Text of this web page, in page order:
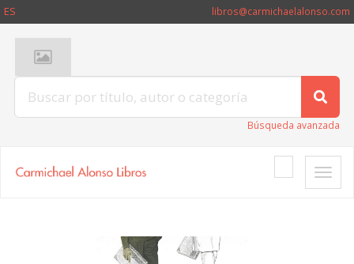
ES libros@carmichaelalonso.com
Búsqueda avanzada
Toggle